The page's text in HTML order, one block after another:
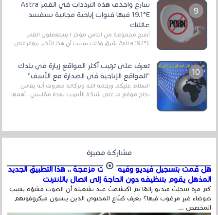
سارع واحذف هذه الترددات في القمر Astra
19.1°E فبها قنوات إباحية مجانية ستفسد
عائلتك
أصبح مجموعة من الناس مؤخر ا يستعملون القمر
Astra 19.1°E شرق وذلك بسبب أن هذا الأخير يتوفرعلى
تعرف على ترتيب أكثر المواقع زيارة في بلدك
"المواقع الإباحية في الصدارة مع الأسف"
السلام عليكم ورحمة الله وبركاته معروف أنه يقاس
نجاح موقع ما على شبكة الأنترنت بعدة مقاييس ، أهمها
مشاركة مميزة
هل قمت بتسجيل فيديو وفيه أصوت مزعجة .. هذا التطبيق الجديد
المذهل يقوم بتنظيفه دون الحاجة إلى اتصال بالإنترنت
كم مرة سجلتَ فيديو رائعًا ثم اكتشفتَ عند تشغيله أن الصوت مشوّه بسبب
ضوضاء غير مرغوب فيها؟ يعرف صُنّاع المحتوى الذين ينسون ميكروفونهم
المخصص ...